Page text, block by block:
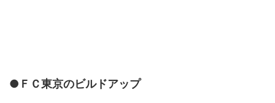
●ＦＣ東京のビルドアップ